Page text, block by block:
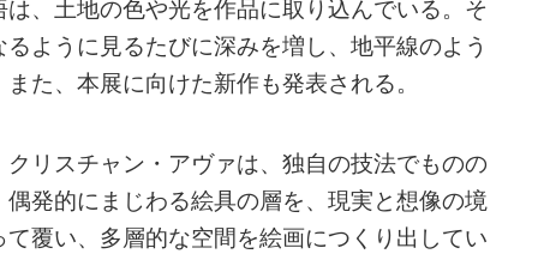
、土地の色や光を作品に取り込んでいる。そ
ように見るたびに深みを増し、地平線のよう
た、本展に向けた新作も発表される。
リスチャン・アヴァは、独自の技法でものの
発的にまじわる絵具の層を、現実と想像の境
覆い、多層的な空間を絵画につくり出してい